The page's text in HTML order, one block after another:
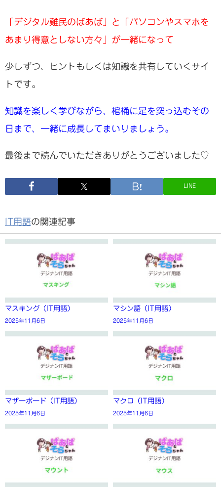
「デジタル難民のばあば」と「パソコンやスマホを
あまり得意としない方々」が一緒になって
少しずつ、ヒントもしくは知識を共有していくサイ
トです。
知識を楽しく学びながら、棺桶に足を突っ込むその
日まで、一緒に成長してまいりましょう。
最後まで読んでいただきありがとうございました♡
LINE
IT用語の関連記事
マスキング（IT用語）
2025年11月6日
マシン語（IT用語）
2025年11月6日
マザーボード（IT用語）
2025年11月6日
マクロ（IT用語）
2025年11月6日